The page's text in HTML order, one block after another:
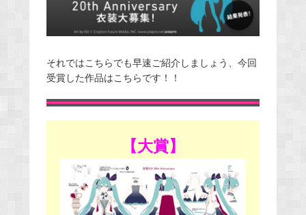
それではこちらでも早速ご紹介しましょう、今回
受賞した作品はこちらです！！
【大賞】